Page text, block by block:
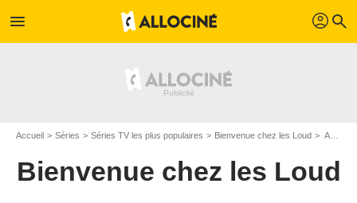
menu profil search
Accueil Séries Séries TV les plus populaires Bienvenue chez les Loud Avis Bienvenue chez les Loud
Bienvenue chez les Loud